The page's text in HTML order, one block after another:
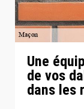
Une
de vos
dans les